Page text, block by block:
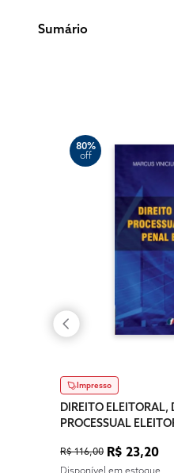
Sumário
80%
off
Impresso
DIREITO ELEITORAL,
PROCESSUAL
R$ 116,00 R$ 23,20
Disponível em estoque